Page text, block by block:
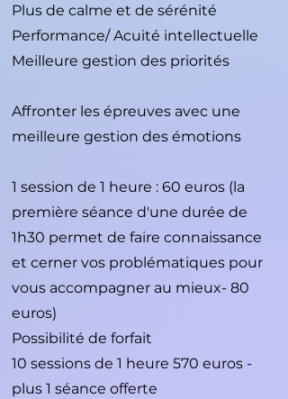
Plus de calme et de sérénité
Performance/ Acuité intellectuelle
Meilleure gestion des priorités
Affronter les épreuves avec une
meilleure gestion des émotions
1 session de 1 heure : 60 euros (la
première séance d'une durée de
1h30 permet de faire connaissance
et cerner vos problématiques pour
vous accompagner au mieux- 80
euros)
Possibilité de forfait
10 sessions de 1 heure 570 euros -
plus 1 séance offerte